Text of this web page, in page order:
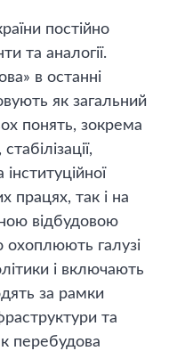
постійно
та аналогії.
в останні
як загальний
понять, зокрема
працях, так і на
відбудовою
охоплюють галузі
і включають
за рамки
та
перебудова